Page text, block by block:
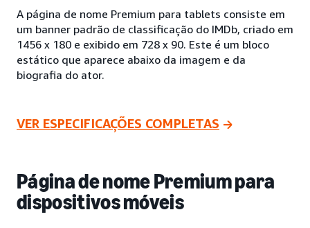
A página de nome Premium para tablets consiste em
um banner padrão de classificação do IMDb, criado em
1456 x 180 e exibido em 728 x 90. Este é um bloco
estático que aparece abaixo da imagem e da
biografia do ator.
VER ESPECIFICAÇÕES COMPLETAS
Página de nome Premium para
dispositivos móveis